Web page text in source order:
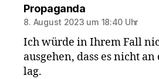
Propagandasagt:
8. August 2023 um 18:40 Uhr
Ich würde in Ihrem Fall
ausgehen, dass es nicht
lag.